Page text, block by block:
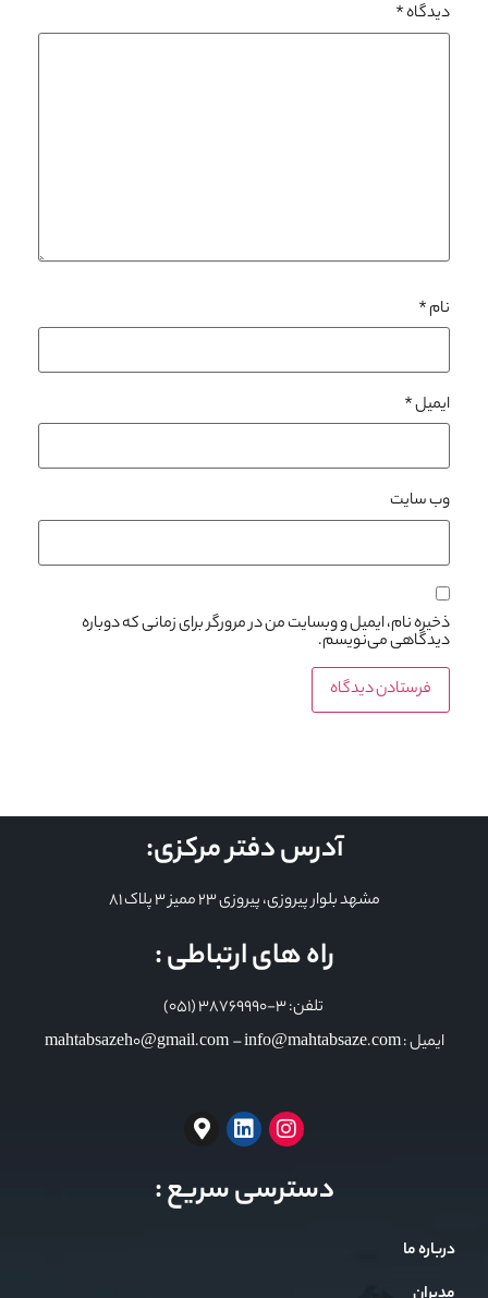
دیدگاه*
نام*
ایمیل*
وب‌ سایت
ذخیره نام، ایمیل و وبسایت من در مرورگر برای زمانی که دوباره
دیدگاهی می‌نویسم.
آدرس دفتر مرکزی:
مشهد بلوار پیروزی، پیروزی 23 ممیز 3 پلاک 81
راه های ارتباطی :
تلفن: 3-38769990 (051)
ایمیل : mahtabsazeh0@gmail.com – info@mahtabsaze.com
دسترسی سریع :
درباره ما